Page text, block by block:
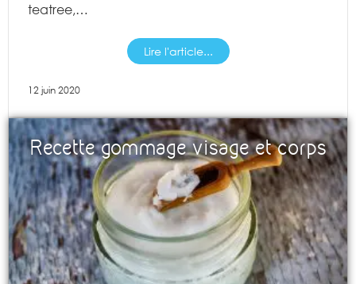
teatree,…
Lire l'article...
12 juin 2020
Recette gommage visage et corps